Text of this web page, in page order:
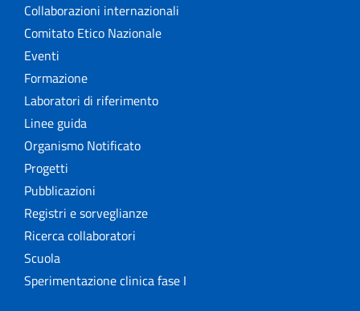
Collaborazioni internazionali
Comitato Etico Nazionale
Eventi
Formazione
Laboratori di riferimento
Linee guida
Organismo Notificato
Progetti
Pubblicazioni
Registri e sorveglianze
Ricerca collaboratori
Scuola
Sperimentazione clinica fase I